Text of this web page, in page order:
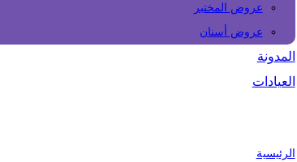
عروض المختبر
عروض أسنان
المدونة
العيادات
الرئيسية